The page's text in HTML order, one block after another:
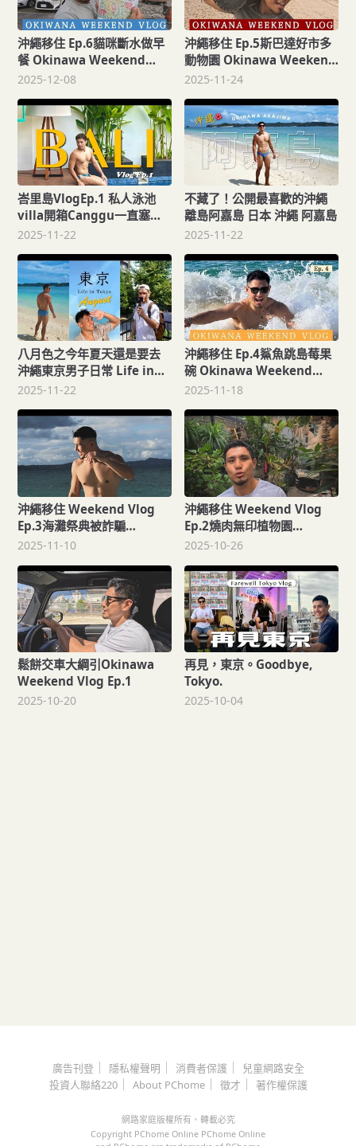
沖繩移住 Ep.6貓咪斷水做早
餐 Okinawa Weekend
Vlog
2025-12-08
沖繩移住 Ep.5斯巴達好市多
動物園 Okinawa Weekend
Vlog
2025-11-24
峇里島VlogEp.1 私人泳池
villa開箱Canggu一直塞車
讓我好緊張
2025-11-22
不藏了！公開最喜歡的沖繩
離島阿嘉島 日本 沖繩 阿嘉島
2025-11-22
八月色之今年夏天還是要去
沖繩東京男子日常 Life in
Tokyo
2025-11-22
沖繩移住 Ep.4鯊魚跳島莓果
碗 Okinawa Weekend
Vlog
2025-11-18
沖繩移住 Weekend Vlog
Ep.3海灘祭典被詐騙
Okinawa Life
2025-11-10
沖繩移住 Weekend Vlog
Ep.2燒肉無印植物園
Okinawa Life
2025-10-26
鬆餅交車大綱引Okinawa
Weekend Vlog Ep.1
2025-10-20
再見，東京。Goodbye,
Tokyo.
2025-10-04
廣告刊登｜ 隱私權聲明 消費者保護｜
兒童網路安全
投資人聯絡220｜ About PChome｜ 徵才 著作權保護
網路家庭版權所有、轉載必究
Copyright PChome Online PChome Online